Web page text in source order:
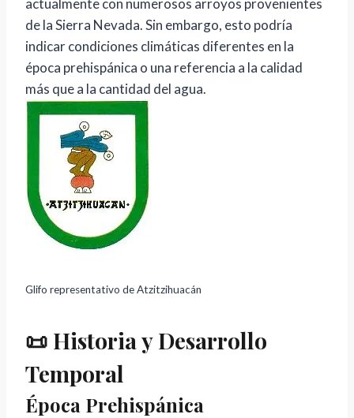
actualmente con numerosos arroyos provenientes
de la Sierra Nevada. Sin embargo, esto podría
indicar condiciones climáticas diferentes en la
época prehispánica o una referencia a la calidad
más que a la cantidad del agua.
Glifo representativo de Atzitzihuacán
📜 Historia y Desarrollo
Temporal
Época Prehispánica